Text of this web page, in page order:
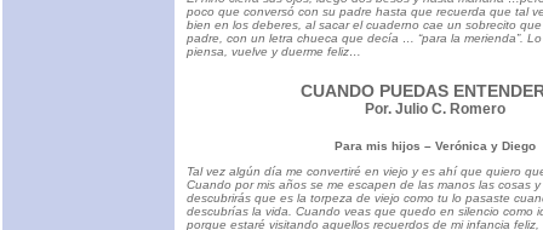
poco que conversó con su padre hasta que recuerda que tal
bien en los deberes, al sacar el cuaderno cae un sobrecito
padre, con un letra chueca que decía … “para la merienda”.
piensa, vuelve y duerme feliz…
CUANDO PUEDAS
Por. Julio C. Romero
Para mis hijos – Verónica y Diego
Tal vez algún día me convertiré en viejo y es ahí que quiero
Cuando por mis años se me escapen de las manos las cosas
descubrirás que es la torpeza de viejo como tu lo pasaste
descubrías la vida. Cuando veas que quedo en silencio como
porque estaré visitando aquellos recuerdos de mi infancia